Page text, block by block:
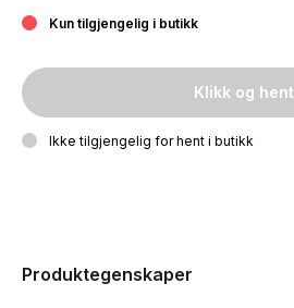
Kun tilgjengelig i butikk
Klikk og hent
Ikke tilgjengelig for hent i butikk
Produktegenskaper